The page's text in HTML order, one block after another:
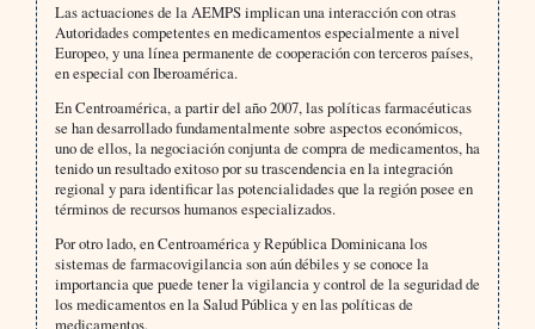
Las actuaciones de la AEMPS implican una interacción con otras
Autoridades competentes en medicamentos especialmente a nivel
Europeo, y una línea permanente de cooperación con terceros países,
en especial con Iberoamérica.
En Centroamérica, a partir del año 2007, las políticas farmacéuticas
se han desarrollado fundamentalmente sobre aspectos económicos,
uno de ellos, la negociación conjunta de compra de medicamentos, ha
tenido un resultado exitoso por su trascendencia en la integración
regional y para identificar las potencialidades que la región posee en
términos de recursos humanos especializados.
Por otro lado, en Centroamérica y República Dominicana los
sistemas de farmacovigilancia son aún débiles y se conoce la
importancia que puede tener la vigilancia y control de la seguridad de
los medicamentos en la Salud Pública y en las políticas de
medicamentos.